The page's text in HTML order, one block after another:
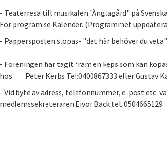
- Teaterresa till musikalen "Änglagård" på
För program se Kalender. (Programmet
- Pappersposten slopas- "det här behöver du
- Föreningen har tagit fram en keps som kan
hos Peter Kerbs Tel:0400867333 eller Gustav
- Vid byte av adress, telefonnummer, e-post etc.
medlemssekreteraren Eivor Back tel. 0504665129